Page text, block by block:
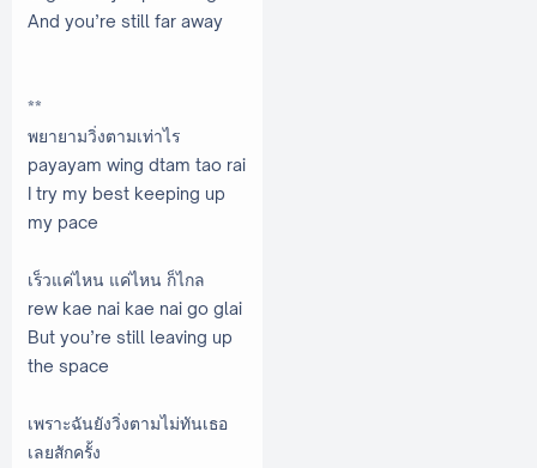
And you’re still far away
**
พยายามวิ่งตามเท่าไร
payayam wing dtam tao rai
I try my best keeping up
my pace
เร็วแค่ไหน แค่ไหน ก็ไกล
rew kae nai kae nai go glai
But you’re still leaving up
the space
เพราะฉันยังวิ่งตามไม่ทันเธอ
เลยสักครั้ง